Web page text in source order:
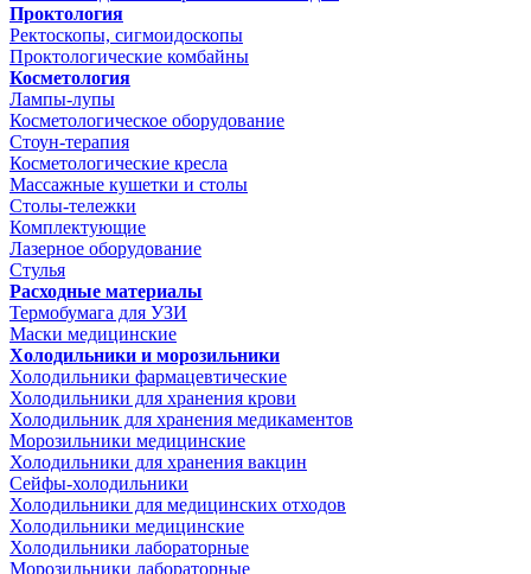
Проктология
Ректоскопы, сигмоидоскопы
Проктологические комбайны
Косметология
Лампы-лупы
Косметологическое оборудование
Стоун-терапия
Косметологические кресла
Массажные кушетки и столы
Столы-тележки
Комплектующие
Лазерное оборудование
Стулья
Расходные материалы
Термобумага для УЗИ
Маски медицинские
Холодильники и морозильники
Холодильники фармацевтические
Холодильники для хранения крови
Холодильник для хранения медикаментов
Морозильники медицинские
Холодильники для хранения вакцин
Сейфы-холодильники
Холодильники для медицинских отходов
Холодильники медицинские
Холодильники лабораторные
Морозильники лабораторные